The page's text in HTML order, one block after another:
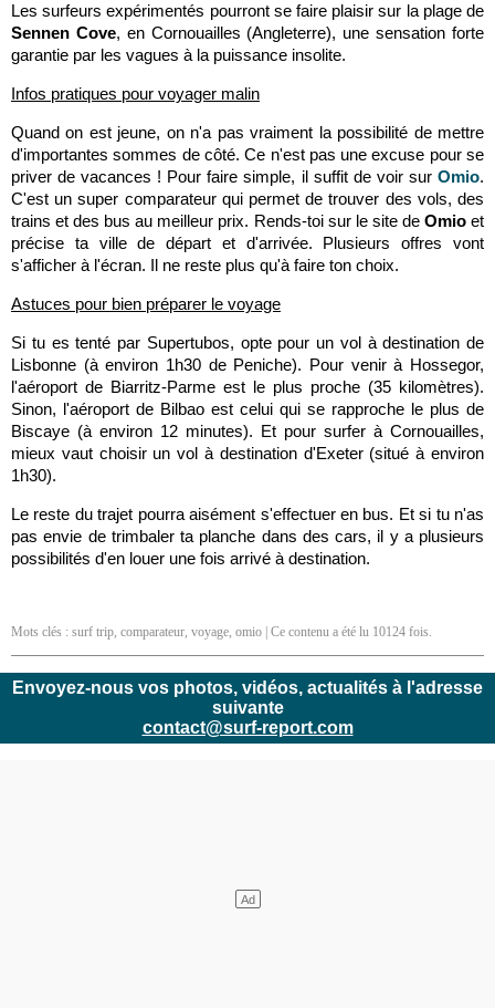
Les surfeurs expérimentés pourront se faire plaisir sur la plage de
Sennen Cove, en Cornouailles (Angleterre), une sensation forte
garantie par les vagues à la puissance insolite.
Infos pratiques pour voyager malin
Quand on est jeune, on n'a pas vraiment la possibilité de mettre
d'importantes sommes de côté. Ce n'est pas une excuse pour se
priver de vacances ! Pour faire simple, il suffit de voir sur Omio.
C'est un super comparateur qui permet de trouver des vols, des
trains et des bus au meilleur prix. Rends-toi sur le site de Omioet
précise ta ville de départ et d'arrivée. Plusieurs offres vont
s'afficher à l'écran. Il ne reste plus qu'à faire ton choix.
Astuces pour bien préparer le voyage
Si tu es tenté par Supertubos, opte pour un vol à destination de
Lisbonne (à environ 1h30 de Peniche). Pour venir à Hossegor,
l'aéroport de Biarritz-Parme est le plus proche (35 kilomètres).
Sinon, l'aéroport de Bilbao est celui qui se rapproche le plus de
Biscaye (à environ 12 minutes). Et pour surfer à Cornouailles,
mieux vaut choisir un vol à destination d'Exeter (situé à environ
1h30).
Le reste du trajet pourra aisément s'effectuer en bus. Et si tu n'as
pas envie de trimbaler ta planche dans des cars, il y a plusieurs
possibilités d'en louer une fois arrivé à destination.
Mots clés : surf trip, comparateur, voyage, omio | Ce contenu a été lu 10124 fois.
Envoyez-nous vos photos, vidéos, actualités à l'adresse
suivante
contact@surf-report.com